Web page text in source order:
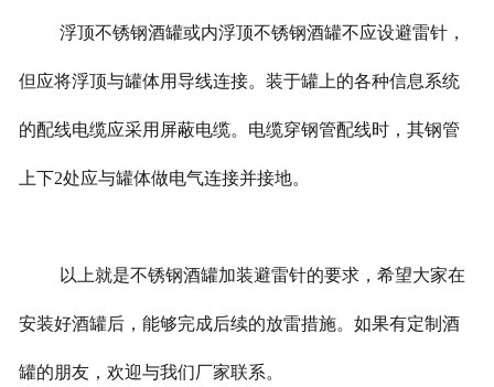
浮顶不锈钢酒罐或内浮顶不锈钢酒罐不应设避雷针，
但应将浮顶与罐体用导线连接。装于罐上的各种信息系统
的配线电缆应采用屏蔽电缆。电缆穿钢管配线时，其钢管
上下2处应与罐体做电气连接并接地。
以上就是不锈钢酒罐加装避雷针的要求，希望大家在
安装好酒罐后，能够完成后续的放雷措施。如果有定制酒
罐的朋友，欢迎与我们厂家联系。